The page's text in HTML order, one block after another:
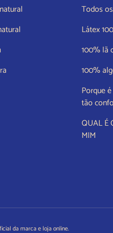
Todos
Látex
100% lã
100%
Porque
tão
QUAL É
MIM
da marca e loja online.